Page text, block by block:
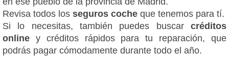
Revisa todos los seguros coche que tenemos para tí.
Si lo necesitas, también puedes buscar créditos
online y créditos rápidos para tu reparación, que
podrás pagar cómodamente durante todo el año.